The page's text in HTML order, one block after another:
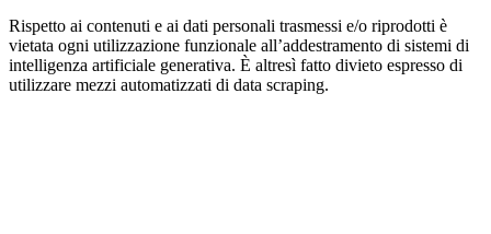
Rispetto ai contenuti e ai dati personali trasmessi e/o riprodotti è
vietata ogni utilizzazione funzionale all’addestramento di sistemi di
intelligenza artificiale generativa. È altresì fatto divieto espresso di
utilizzare mezzi automatizzati di data scraping.